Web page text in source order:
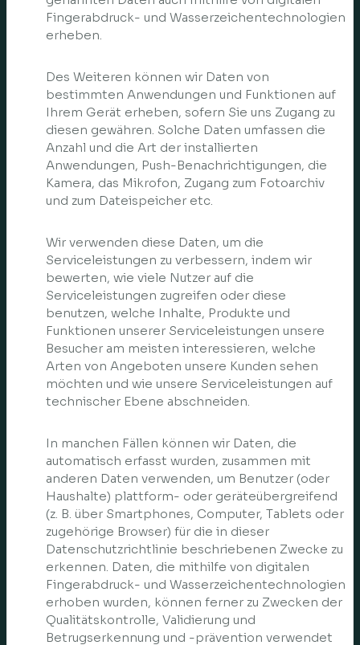
Fingerabdruck- und Wasserzeichentechnologien
erheben.
Des Weiteren können wir Daten von
bestimmten Anwendungen und Funktionen auf
Ihrem Gerät erheben, sofern Sie uns Zugang zu
diesen gewähren. Solche Daten umfassen die
Anzahl und die Art der installierten
Anwendungen, Push-Benachrichtigungen, die
Kamera, das Mikrofon, Zugang zum Fotoarchiv
und zum Dateispeicher etc.
Wir verwenden diese Daten, um die
Serviceleistungen zu verbessern, indem wir
bewerten, wie viele Nutzer auf die
Serviceleistungen zugreifen oder diese
benutzen, welche Inhalte, Produkte und
Funktionen unserer Serviceleistungen unsere
Besucher am meisten interessieren, welche
Arten von Angeboten unsere Kunden sehen
möchten und wie unsere Serviceleistungen auf
technischer Ebene abschneiden.
In manchen Fällen können wir Daten, die
automatisch erfasst wurden, zusammen mit
anderen Daten verwenden, um Benutzer (oder
Haushalte) plattform- oder geräteübergreifend
(z. B. über Smartphones, Computer, Tablets oder
zugehörige Browser) für die in dieser
Datenschutzrichtlinie beschriebenen Zwecke zu
erkennen. Daten, die mithilfe von digitalen
Fingerabdruck- und Wasserzeichentechnologien
erhoben wurden, können ferner zu Zwecken der
Qualitätskontrolle, Validierung und
Betrugserkennung und -prävention verwendet